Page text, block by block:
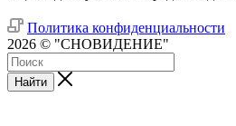
Политика конфиденциальности
2026 © "СНОВИДЕНИЕ"
Найти